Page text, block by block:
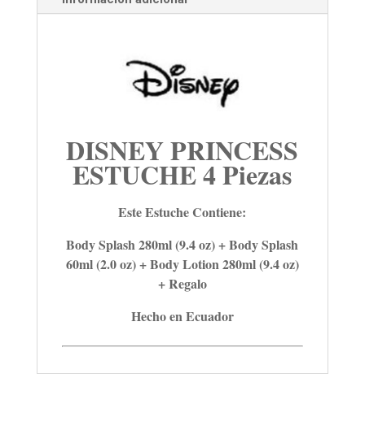
DISNEY PRINCESS
ESTUCHE 4 Piezas
Este Estuche Contiene:
Body Splash 280ml (9.4 oz) + Body Splash
60ml (2.0 oz) + Body Lotion 280ml (9.4 oz)
+ Regalo
Hecho en Ecuador